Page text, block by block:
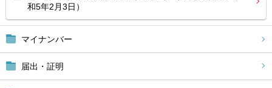
マイナンバー
届出・証明
和5年2月3日）